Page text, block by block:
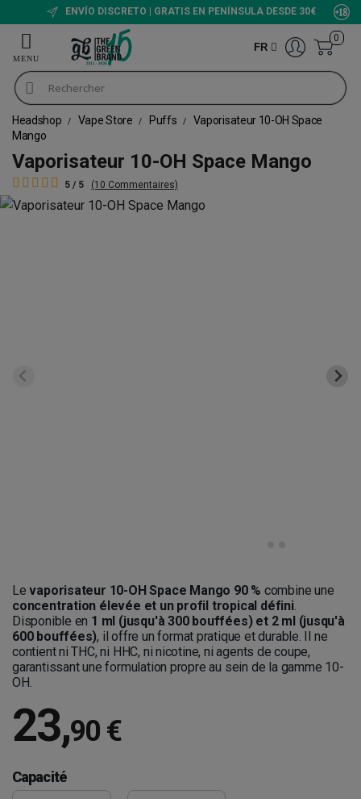
ENVÍO DISCRETO | GRATIS EN PENÍNSULA DESDE 30€
FR
0
Headshop Vape Store Puffs
Vaporisateur 10-OH Space
Mango
Vaporisateur 10-OH Space Mango
5 / 5 (10 Commentaires)
Levaporisateur 10-OH Space Mango 90 % combine une
concentration élevée et un profil tropical défini.
Disponible en 1 ml (jusqu'à 300 bouffées) et 2 ml (jusqu'à
600 bouffées), il offre un format pratique et durable. Il ne
contient ni THC, ni HHC, ni nicotine, ni agents de coupe,
garantissant une formulation propre au sein de la gamme 10-
OH.
23,90 €
Capacité